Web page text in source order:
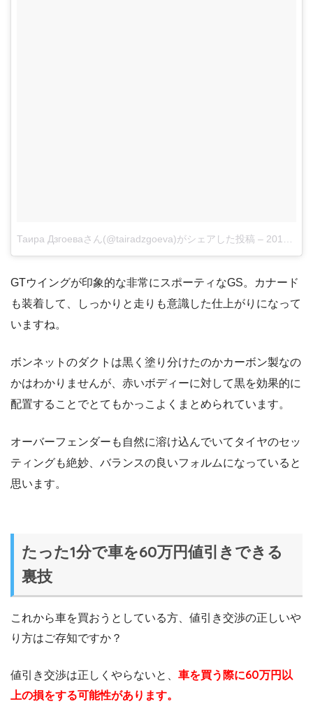
Таира Дзгоеваさん(@tairadzgoeva)がシェアした投稿 – 2017 9月 24 3:39午後 PDT
GTウイングが印象的な非常にスポーティなGS。カナード
も装着して、しっかりと走りも意識した仕上がりになって
いますね。
ボンネットのダクトは黒く塗り分けたのかカーボン製なの
かはわかりませんが、赤いボディーに対して黒を効果的に
配置することでとてもかっこよくまとめられています。
オーバーフェンダーも自然に溶け込んでいてタイヤのセッ
ティングも絶妙、バランスの良いフォルムになっていると
思います。
たった1分で車を60万円値引きできる
裏技
これから車を買おうとしている方、値引き交渉の正しいや
り方はご存知ですか？
値引き交渉は正しくやらないと、 車を買う際に60万円以
上の損をする可能性があります。